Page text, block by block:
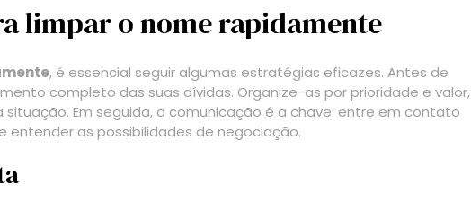
limpar o nome rapidamente
, é essencial seguir algumas estratégias eficazes. Antes de
completo das suas dívidas. Organize-as por prioridade e valor,
situação. Em seguida, a comunicação é a chave: entre em contato
entender as possibilidades de negociação.